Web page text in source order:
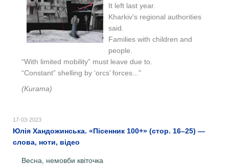
It left last year.
Kharkiv's regional authorities
said.
Families with children and
people.
“With limited mobility” must leave due to.
“Constant” shelling by ‘orcs’ forces..."
(Kurama)
17-03-2023
Юлія Хандожинська. «Пісенник 100+» (стор. 16–25) —
слова, ноти, відео
Весна, немовби квіточка